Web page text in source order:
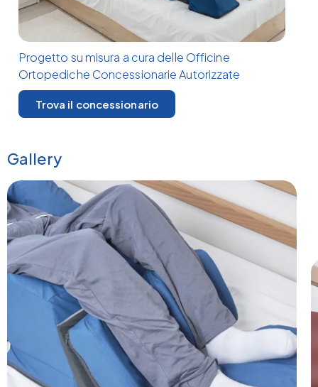
Progetto su misura a cura delle Officine
Ortopediche Concessionarie Autorizzate
Trova il concessionario
Gallery